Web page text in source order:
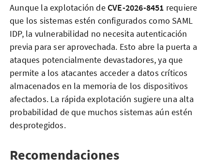
Aunque la explotación de CVE-2026-8451 requiere
que los sistemas estén configurados como SAML
IDP, la vulnerabilidad no necesita autenticación
previa para ser aprovechada. Esto abre la puerta a
ataques potencialmente devastadores, ya que
permite a los atacantes acceder a datos críticos
almacenados en la memoria de los dispositivos
afectados. La rápida explotación sugiere una alta
probabilidad de que muchos sistemas aún estén
desprotegidos.
Recomendaciones